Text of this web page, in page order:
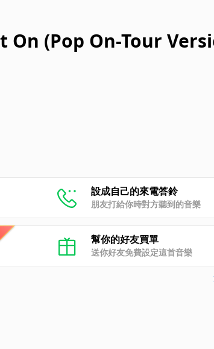
On (Pop On-Tour
設成自己的來電答鈴
朋友打給你時對方聽到的音樂
幫你的好友買單
送你好友免費設定這首音樂